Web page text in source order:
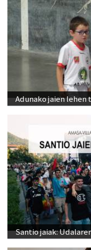
Adunako jaien lehen
Santio jaiak: